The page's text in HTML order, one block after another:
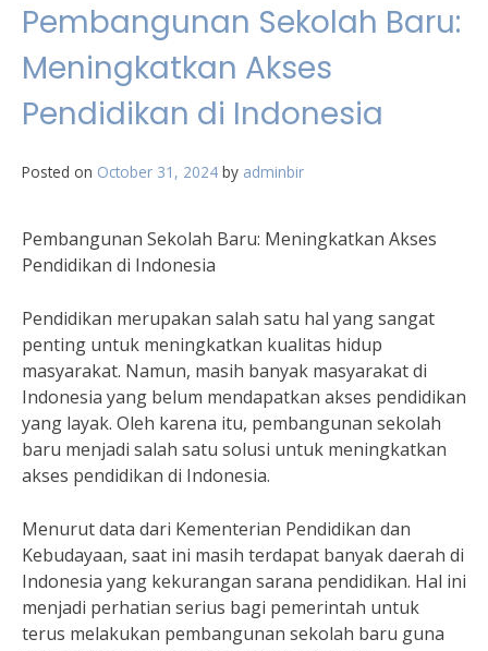
Pembangunan Sekolah Baru:
Meningkatkan Akses
Pendidikan di Indonesia
Posted on October 31, 2024 by adminbir
Pembangunan Sekolah Baru: Meningkatkan Akses
Pendidikan di Indonesia
Pendidikan merupakan salah satu hal yang sangat
penting untuk meningkatkan kualitas hidup
masyarakat. Namun, masih banyak masyarakat di
Indonesia yang belum mendapatkan akses pendidikan
yang layak. Oleh karena itu, pembangunan sekolah
baru menjadi salah satu solusi untuk meningkatkan
akses pendidikan di Indonesia.
Menurut data dari Kementerian Pendidikan dan
Kebudayaan, saat ini masih terdapat banyak daerah di
Indonesia yang kekurangan sarana pendidikan. Hal ini
menjadi perhatian serius bagi pemerintah untuk
terus melakukan pembangunan sekolah baru guna